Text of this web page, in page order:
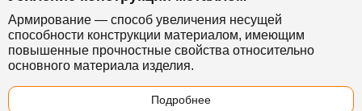
Армирование — способ увеличения несущей
способности конструкции материалом, имеющим
повышенные прочностные свойства относительно
основного материала изделия.
Подробнее